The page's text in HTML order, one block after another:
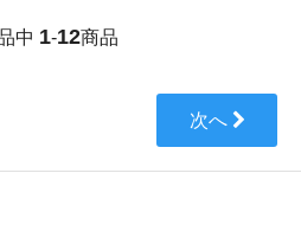
中 1-12商品
次へ